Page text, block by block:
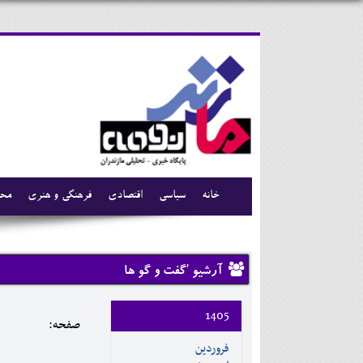
فرهنگی و هنری اقتصادی سیاسی خانه
آرشیو 'گفت و گو ها
صفحه:
1405
فروردين